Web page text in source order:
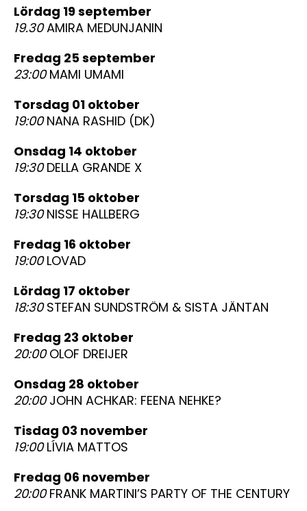
lördag 19 september
19.30AMIRA MEDUNJANIN
fredag 25 september
23:00MAMI UMAMI
torsdag 01 oktober
19:00NANA RASHID (DK)
onsdag 14 oktober
19:30DELLA GRANDE X
torsdag 15 oktober
19:30NISSE HALLBERG
fredag 16 oktober
19:00LOVAD
lördag 17 oktober
18:30STEFAN SUNDSTRÖM & SISTA JÄNTAN
fredag 23 oktober
20:00OLOF DREIJER
onsdag 28 oktober
20:00JOHN ACHKAR: FEENA NEHKE?
tisdag 03 november
19:00LÍVIA MATTOS
fredag 06 november
20:00FRANK MARTINI’S PARTY OF THE CENTURY